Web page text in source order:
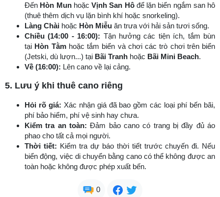
Đến Hòn Munhoặc Vịnh San Hôđể lặn biển ngắm san hô
(thuê thêm dịch vụ lặn bình khí hoặc snorkeling).
Làng Chài hoặc Hòn Miễu ăn trưa với hải sản tươi sống.
Chiều (14:00 - 16:00): Tận hưởng các tiện ích, tắm bùn
tại Hòn Tằmhoặc tắm biển và chơi các trò chơi trên biển
(Jetski, dù lượn...) tại Bãi Tranh hoặc Bãi Mini Beach.
Về (16:00): Lên cano về lại cảng.
5. Lưu ý khi thuê cano riêng
Hỏi rõ giá: Xác nhận giá đã bao gồm các loại phí bến bãi,
phí bảo hiểm, phí vệ sinh hay chưa.
Kiểm tra an toàn: Đảm bảo cano có trang bị đầy đủ áo
phao cho tất cả mọi người.
Thời tiết: Kiểm tra dự báo thời tiết trước chuyến đi. Nếu
biển động, việc di chuyển bằng cano có thể không được an
toàn hoặc không được phép xuất bến.
0